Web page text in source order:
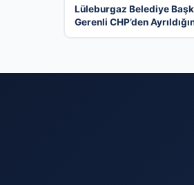
Lüleburgaz Belediye
Gerenli CHP’den